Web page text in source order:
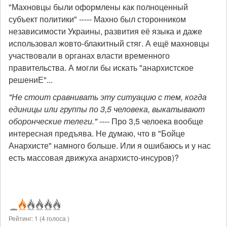
"Махновцы были оформлены как полноценный
субъект политики" ----- Махно был сторонником
независимости Украины, развития её языка и даже
использовал жовто-блакитный стяг. А ещё махновцы
участвовали в органах власти временного
правительства. А могли бы искать "анархистское
решениЕ"...
"Не стоит сравнивать эту ситуацию с тем, когда
единицы или группы по 3,5 человека, выкатывают
оборонческие телеги."---- Про 3,5 челоека вообще
интересная предъява. Не думаю, что в "Бойце
Анархисте" намного больше. Или я ошибаюсь и у нас
есть массовая движуха анархисто-инсуров)?
Рейтинг: 1 (4голоса )